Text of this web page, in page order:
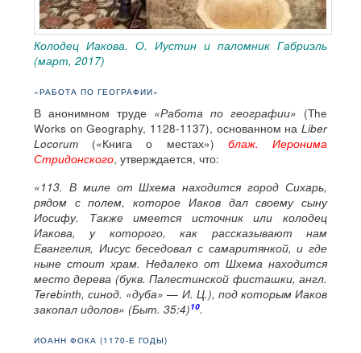
Колодец Иакова. О. Иустин и паломник Габриэль
(март, 2017)
«РАБОТА ПО ГЕОГРАФИИ»
В анонимном труде «Работа по географии» (The
Works on Geography, 1128-1137), основанном на Liber
Locorum («Книга о местах») блаж. Иеронима
Стридонского, утверждается, что:
«113. В миле от Шхема находится город Сихарь,
рядом с полем, которое Иаков дал своему сыну
Иосифу. Также имеется источник или колодец
Иакова, у которого, как рассказывают нам
Евангелия, Иисус беседовал с самаритянкой, и где
ныне стоит храм. Недалеко от Шхема находится
место дерева (букв. Палестинской фисташки, англ.
Terebinth, синод. «дуба» — И. Ц.), под которым Иаков
закопал идолов» (Быт. 35:4)10.
ИОАНН ФОКА (1170-Е ГОДЫ)